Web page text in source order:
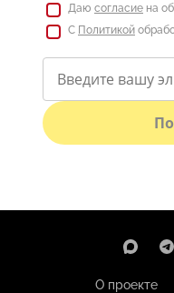
Даю согласие на
С Политикой
О проекте